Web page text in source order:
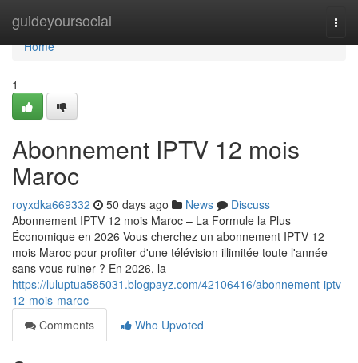
guideyoursocial
Home
Home
1
Abonnement IPTV 12 mois
Maroc
royxdka669332 50 days ago News
Discuss
Abonnement IPTV 12 mois Maroc – La Formule la Plus
Économique en 2026 Vous cherchez un abonnement IPTV 12
mois Maroc pour profiter d'une télévision illimitée toute l'année
sans vous ruiner ? En 2026, la
https://luluptua585031.blogpayz.com/42106416/abonnement-iptv-
12-mois-maroc
Comments
Who Upvoted